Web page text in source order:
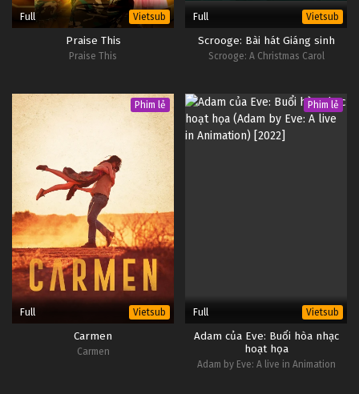
Full Vietsub
Praise This
Praise This
Full Vietsub
Scrooge: Bài hát Giáng sinh
Scrooge: A Christmas Carol
Phim lẻ
Full Vietsub
Carmen
Carmen
Phim lẻ
Full Vietsub
Adam của Eve: Buổi hòa nhạc
hoạt họa
Adam by Eve: A live in Animation